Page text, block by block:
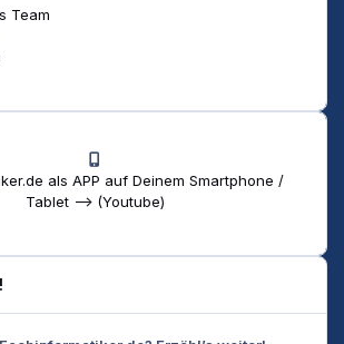
Team
als APP auf Deinem Smartphone /
Tablet --> (Youtube)